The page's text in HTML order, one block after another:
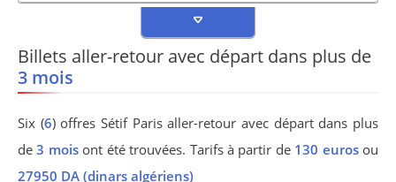
Billets aller-retour avec départ dans plus de
3 mois
Six (6) offres Sétif Paris aller-retour avec départ dans plus
de3 moisont été trouvées. Tarifs à partir de 130 eurosou
27950 DA (dinars algériens)